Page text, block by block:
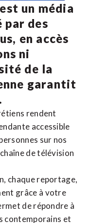
un média
par des
en accès
ni
de la
garantit
rendent
accessible
sur nos
chaîne de télévision
chaque reportage,
grâce à votre
de répondre à
contemporains et